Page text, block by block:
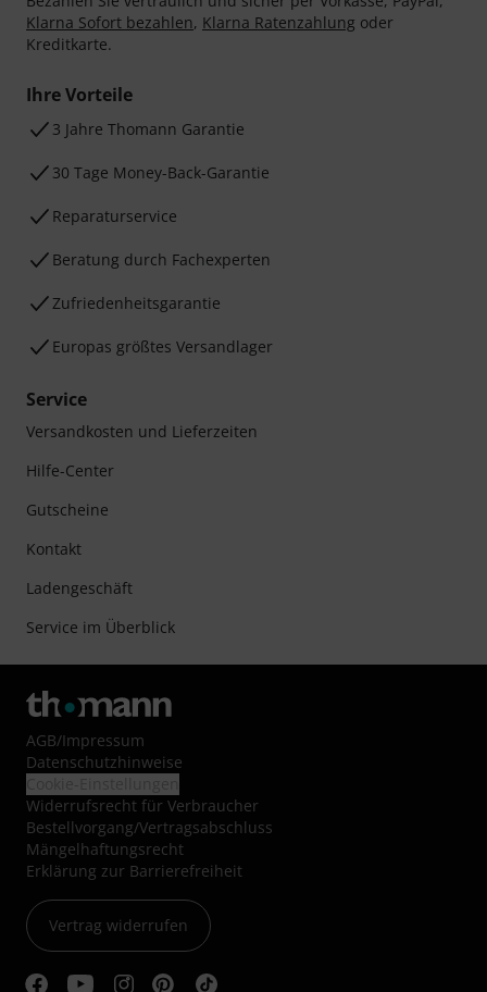
Klarna Sofort bezahlen, Klarna Ratenzahlung oder
Kreditkarte.
Ihre Vorteile
3 Jahre Thomann Garantie
30 Tage Money-Back-Garantie
Reparaturservice
Beratung durch Fachexperten
Zufriedenheitsgarantie
Europas größtes Versandlager
Service
Versandkosten und Lieferzeiten
Hilfe-Center
Gutscheine
Kontakt
Ladengeschäft
Service im Überblick
AGB/Impressum
Datenschutzhinweise
Widerrufsrecht für Verbraucher
Bestellvorgang/Vertragsabschluss
Mängelhaftungsrecht
Erklärung zur Barrierefreiheit
Vertrag widerrufen